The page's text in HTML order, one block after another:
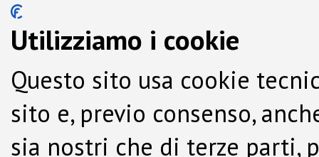
Utilizziamo i cookie
Questo sito usa cookie
sito e, previo consenso,
sia nostri che di terze parti,